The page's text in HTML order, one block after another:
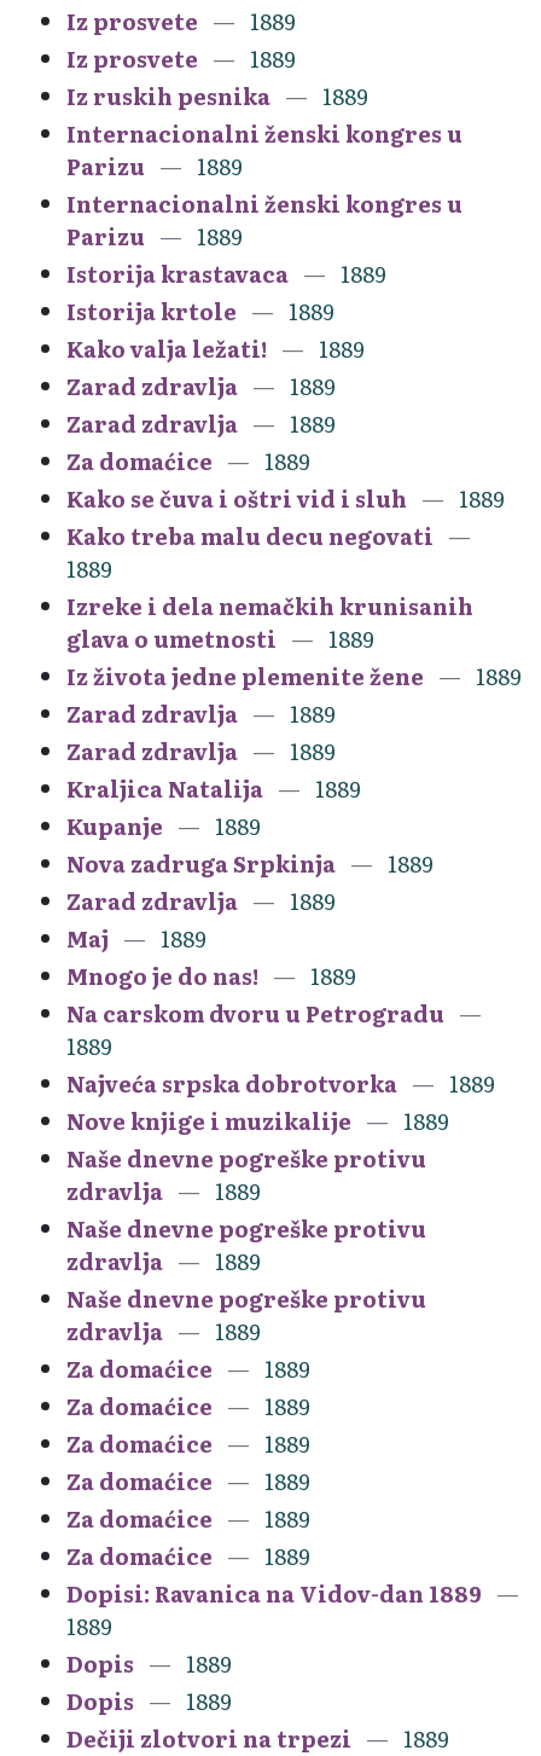
Iz prosvete
1889
Iz prosvete
1889
Iz ruskih pesnika
1889
Internacionalni ženski kongres u
Parizu
1889
Internacionalni ženski kongres u
Parizu
1889
Istorija krastavaca
1889
Istorija krtole
1889
Kako valja ležati!
1889
Zarad zdravlja
1889
Zarad zdravlja
1889
Za domaćice
1889
Kako se čuva i oštri vid i sluh
1889
Kako treba malu decu negovati
1889
Izreke i dela nemačkih krunisanih
glava o umetnosti
1889
Iz života jedne plemenite žene
1889
Zarad zdravlja
1889
Zarad zdravlja
1889
Kraljica Natalija
1889
Kupanje
1889
Nova zadruga Srpkinja
1889
Zarad zdravlja
1889
Maj
1889
Mnogo je do nas!
1889
Na carskom dvoru u Petrogradu
1889
Najveća srpska dobrotvorka
1889
Nove knjige i muzikalije
1889
Naše dnevne pogreške protivu
zdravlja
1889
Naše dnevne pogreške protivu
zdravlja
1889
Naše dnevne pogreške protivu
zdravlja
1889
Za domaćice
1889
Za domaćice
1889
Za domaćice
1889
Za domaćice
1889
Za domaćice
1889
Za domaćice
1889
Dopisi: Ravanica na Vidov-dan 1889
1889
Dopis
1889
Dopis
1889
Dečiji zlotvori na trpezi
1889